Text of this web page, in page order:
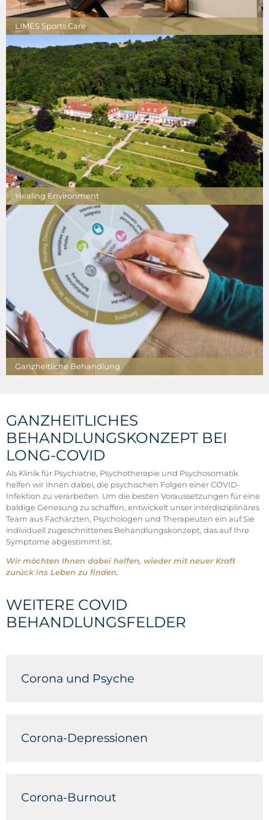
LIMES Sports.Care
Healing Environment
Ganzheitliche Behandlung
GANZHEITLICHES
BEHANDLUNGSKONZEPT BEI
LONG-COVID
Als Klinik für Psychiatrie, Psychotherapie und Psychosomatik
helfen wir Ihnen dabei, die psychischen Folgen einer COVID-
Infektion zu verarbeiten. Um die besten Voraussetzungen für eine
baldige Genesung zu schaffen, entwickelt unser interdisziplinäres
Team aus Fachärzten, Psychologen und Therapeuten ein auf Sie
individuell zugeschnittenes Behandlungskonzept, das auf Ihre
Symptome abgestimmt ist.
Wir möchten Ihnen dabei helfen, wieder mit neuer Kraft
zurück ins Leben zu finden.
WEITERE COVID
BEHANDLUNGSFELDER
Corona und Psyche
Corona-Depressionen
Corona-Burnout